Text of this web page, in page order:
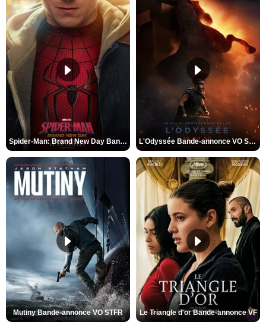
Spider-Man: Brand New Day Bande-annonce VO STFR L'Odyssée Bande-annonce VO STFR
Mutiny Bande-annonce VO STFR Le Triangle d'or Bande-annonce VF